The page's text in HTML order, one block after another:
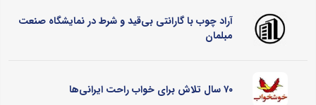
آراد چوب با گارانتی بی‌قید و شرط در نمایشگاه صنعت
مبلمان
۷۰ سال تلاش برای خواب راحت ایرانی‌ها